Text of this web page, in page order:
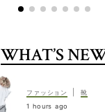
WHAT’S
ファッション
靴
1 hours ago